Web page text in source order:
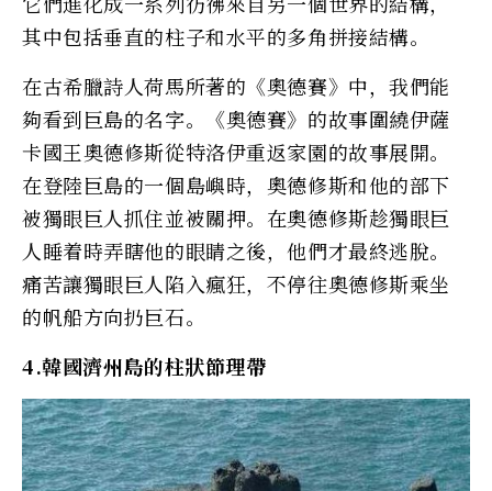
其中包括垂直的柱子和水平的多角拼接結構。
在古希臘詩人荷馬所著的《奧德賽》中，我們能
夠看到巨島的名字。《奧德賽》的故事圍繞伊薩
卡國王奧德修斯從特洛伊重返家園的故事展開。
在登陸巨島的一個島嶼時，奧德修斯和他的部下
被獨眼巨人抓住並被關押。在奧德修斯趁獨眼巨
人睡着時弄瞎他的眼睛之後，他們才最終逃脫。
痛苦讓獨眼巨人陷入瘋狂，不停往奧德修斯乘坐
的帆船方向扔巨石。
4.韓國濟州島的柱狀節理帶